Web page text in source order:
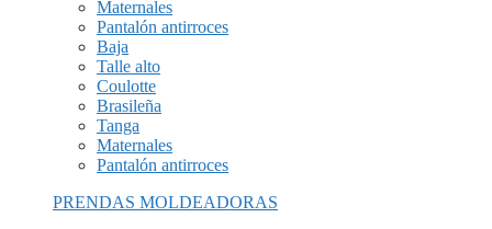
Maternales
Pantalón antirroces
Baja
Talle alto
Coulotte
Brasileña
Tanga
Maternales
Pantalón antirroces
PRENDAS MOLDEADORAS